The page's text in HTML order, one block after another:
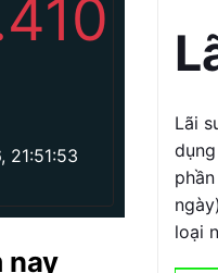
Lãi
loại
21:51:53
nay